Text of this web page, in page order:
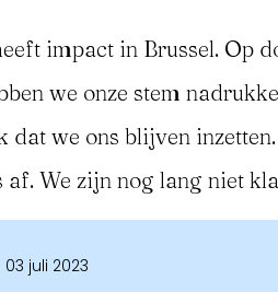
impact in Brussel. Op
we onze stem
dat we ons blijven
af. We zijn nog lang niet
03 juli 2023